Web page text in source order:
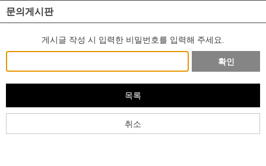
문의게시판
게시글 작성 시 입력한 비밀번호를 입력해 주세요.
확인
목록
취소